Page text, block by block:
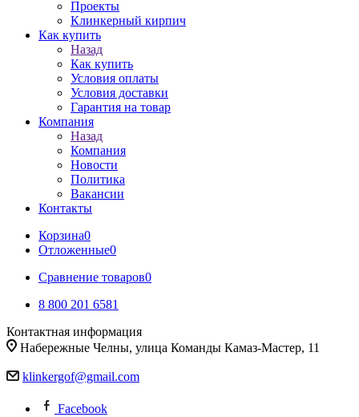
Проекты
Клинкерный кирпич
Как купить
Назад
Как купить
Условия оплаты
Условия доставки
Гарантия на товар
Компания
Назад
Компания
Новости
Политика
Вакансии
Контакты
Корзина0
Отложенные0
Сравнение товаров0
8 800 201 6581
Контактная информация
Набережные Челны, улица Команды Камаз-Мастер, 11
klinkergof@gmail.com
Facebook